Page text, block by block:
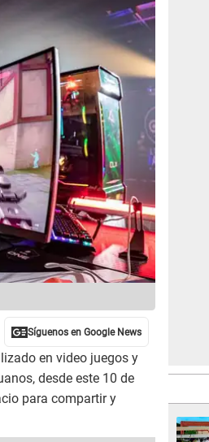
en video juegos y
desde este 10 de
para compartir y